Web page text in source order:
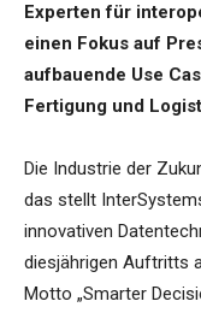
Experten für
einen Fokus auf
aufbauende Use
Fertigung und
Die Industrie der
das stellt
innovativen
diesjährigen Auftritts
Motto „Smarter